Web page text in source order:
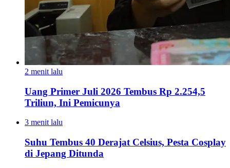
2 menit lalu
Uang Primer Juli 2026 Tembus Rp 2.254,5
Triliun, Ini Pemicunya
3 menit lalu
Suhu Tembus 40 Derajat Celsius, Pesta Cosplay
di Jepang Ditunda